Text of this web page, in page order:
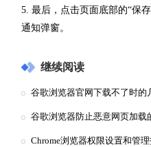
5. 最后，点击页面底部的“保
通知弹窗。
继续阅读
谷歌浏览器官网下载不了时的
谷歌浏览器防止恶意网页加载
Chrome浏览器权限设置和管理